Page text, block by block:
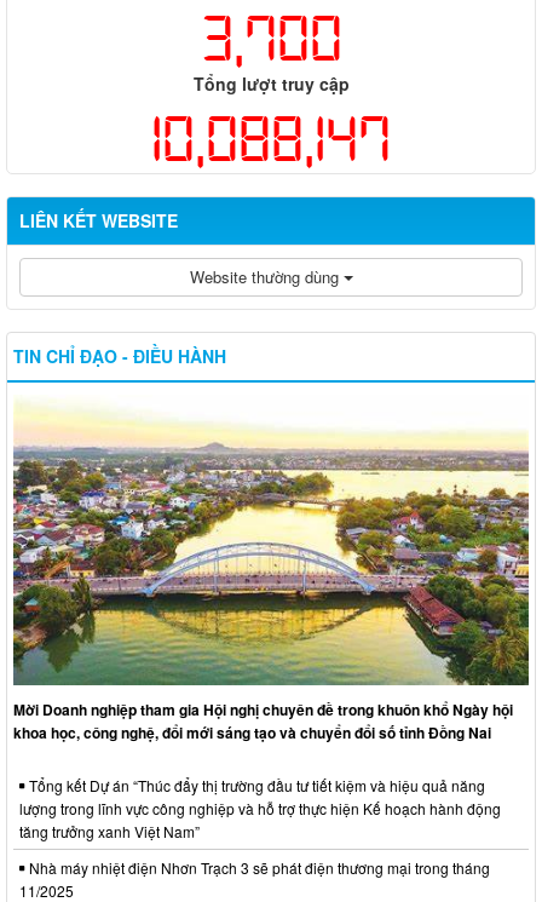
3,700
Tổng lượt truy cập
10,088,147
LIÊN KẾT WEBSITE
Website thường dùng
TIN CHỈ ĐẠO - ĐIỀU HÀNH
Mời Doanh nghiệp tham gia Hội nghị chuyên đề trong khuôn khổ Ngày hội
khoa học, công nghệ, đổi mới sáng tạo và chuyển đổi số tỉnh Đồng Nai
Tổng kết Dự án “Thúc đẩy thị trường đầu tư tiết kiệm và hiệu quả năng
lượng trong lĩnh vực công nghiệp và hỗ trợ thực hiện Kế hoạch hành động
tăng trưởng xanh Việt Nam”
Nhà máy nhiệt điện Nhơn Trạch 3 sẽ phát điện thương mại trong tháng
11/2025